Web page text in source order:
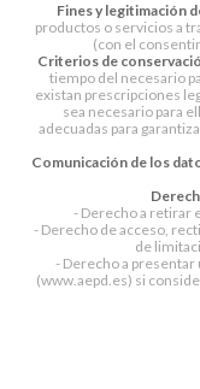
Fines y legitimación
productos o servicios a
(con el
Criterios de
tiempo del necesario
existan prescripciones
sea necesario para
adecuadas para
Comunicación de los
- Derecho a retirar
- Derecho de acceso,
de
- Derecho a
(www.aepd.es) si